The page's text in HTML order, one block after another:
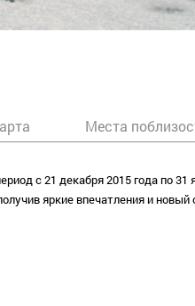
Места
с 21 декабря 2015 года по 31
яркие впечатления и новый